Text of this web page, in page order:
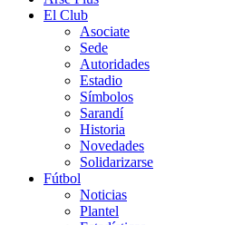
El Club
Asociate
Sede
Autoridades
Estadio
Símbolos
Sarandí
Historia
Novedades
Solidarizarse
Fútbol
Noticias
Plantel